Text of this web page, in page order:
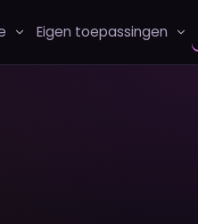
Eigen toepassingen